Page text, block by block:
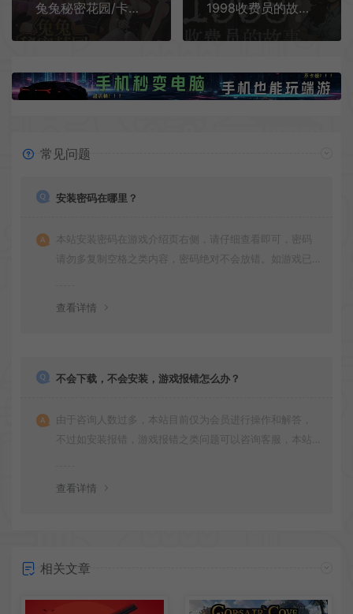
兔兔秘密花园/卡通恋爱模拟游戏 BUNNY GARDEN 下载
1998收费员的故事/温馨叙事模拟游戏 1998 The Toll Keeper Story 下载
常见问题
安装密码在哪里？
本站安装密码在游戏介绍页右侧，请仔细查看即可，密码
请勿多复制空格之类内容，密码绝对不会放错。如游戏已
查看详情
不会下载，不会安装，游戏报错怎么办？
由于咨询人数过多，本站目前仅为会员进行操作和解答，
不过如安装报错，游戏报错之类问题可以咨询客服，本站
查看详情
相关文章